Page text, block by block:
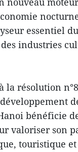
essentiel du
industries
la résolution
bénéficie
valoriser son
touristique